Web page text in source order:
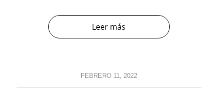
Leer más
FEBRERO 11, 2022